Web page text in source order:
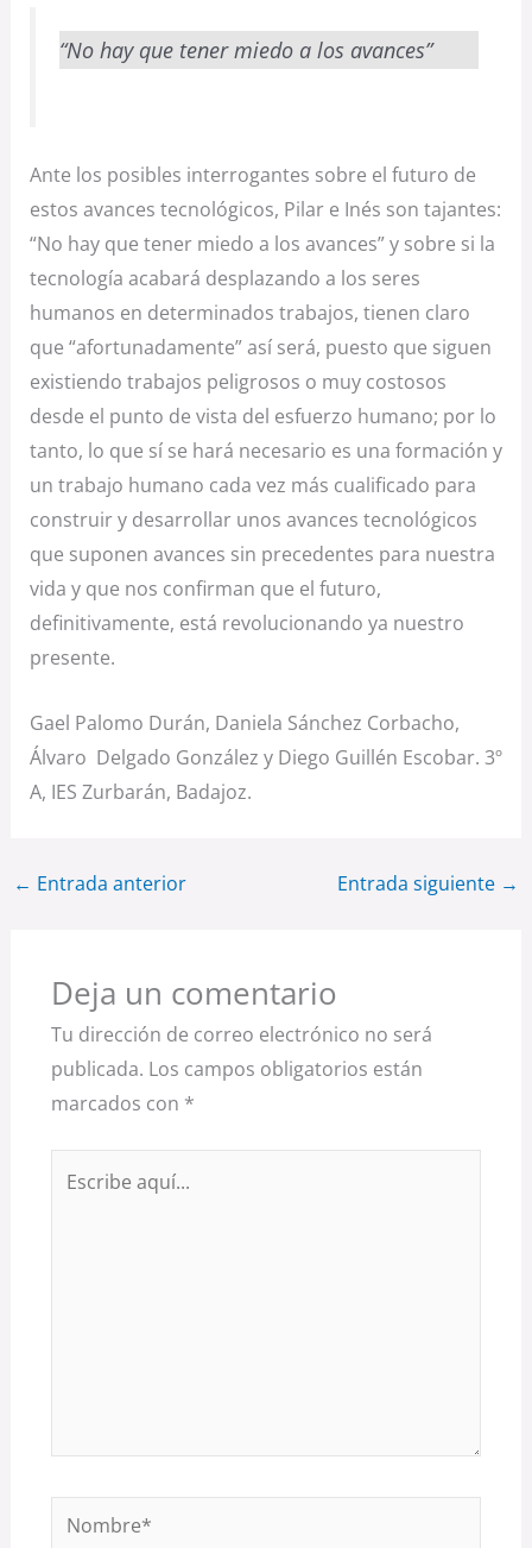
“No hay que tener miedo a los avances”
Ante los posibles interrogantes sobre el futuro de
estos avances tecnológicos, Pilar e Inés son tajantes:
“No hay que tener miedo a los avances” y sobre si la
tecnología acabará desplazando a los seres
humanos en determinados trabajos, tienen claro
que “afortunadamente” así será, puesto que siguen
existiendo trabajos peligrosos o muy costosos
desde el punto de vista del esfuerzo humano; por lo
tanto, lo que sí se hará necesario es una formación y
un trabajo humano cada vez más cualificado para
construir y desarrollar unos avances tecnológicos
que suponen avances sin precedentes para nuestra
vida y que nos confirman que el futuro,
definitivamente, está revolucionando ya nuestro
presente.
Gael Palomo Durán, Daniela Sánchez Corbacho,
Álvaro Delgado González y Diego Guillén Escobar. 3º
A, IES Zurbarán, Badajoz.
← Entrada anterior Entrada siguiente →
Deja un comentario
Tu dirección de correo electrónico no será
publicada. Los campos obligatorios están
marcados con *
Nombre*